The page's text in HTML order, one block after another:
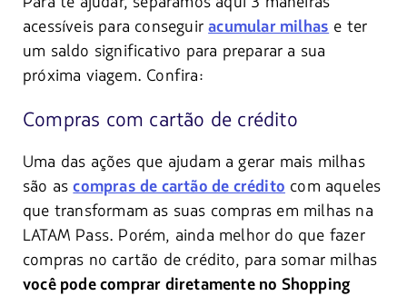
acessíveis para conseguiracumular milhas e ter
um saldo significativo para preparar a sua
próxima viagem. Confira:
Compras com cartão de crédito
Uma das ações que ajudam a gerar mais milhas
são ascompras de cartão de crédito com aqueles
que transformam as suas compras em milhas na
LATAM Pass. Porém, ainda melhor do que fazer
compras no cartão de crédito, para somar milhas
você pode comprar diretamente no Shopping